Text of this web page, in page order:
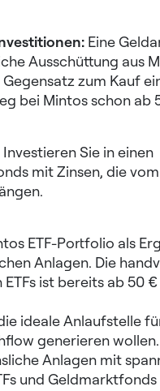
Eine
Ausschüttung aus
zum Kauf
bei Mintos schon ab
Investieren Sie in einen
mit Zinsen, die
ETF-Portfolio als
Anlagen. Die
ETFs ist bereits ab 50
ideale Anlaufstelle
generieren
Anlagen mit
und Geldmarktfonds